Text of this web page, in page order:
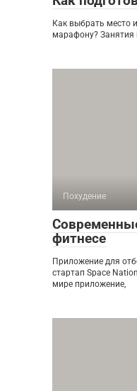
Как выбрать место
марафону? Занятия
Похудение
фитнесе
Приложение для
стартап Space
мире приложение,